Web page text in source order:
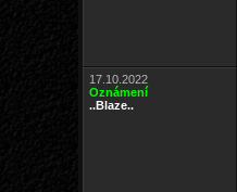
17.10.2022
Oznámení
..Blaze..